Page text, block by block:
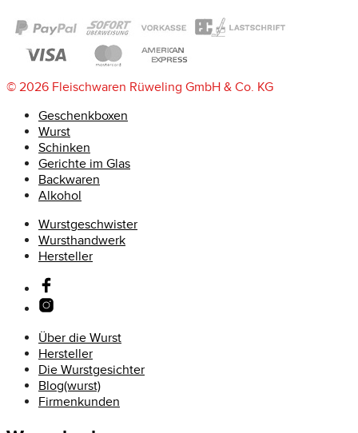
© 2026 Fleischwaren Rüweling GmbH & Co. KG
Geschenkboxen
Wurst
Schinken
Gerichte im Glas
Backwaren
Alkohol
Wurstgeschwister
Wursthandwerk
Hersteller
Über die Wurst
Hersteller
Die Wurstgesichter
Blog(wurst)
Firmenkunden